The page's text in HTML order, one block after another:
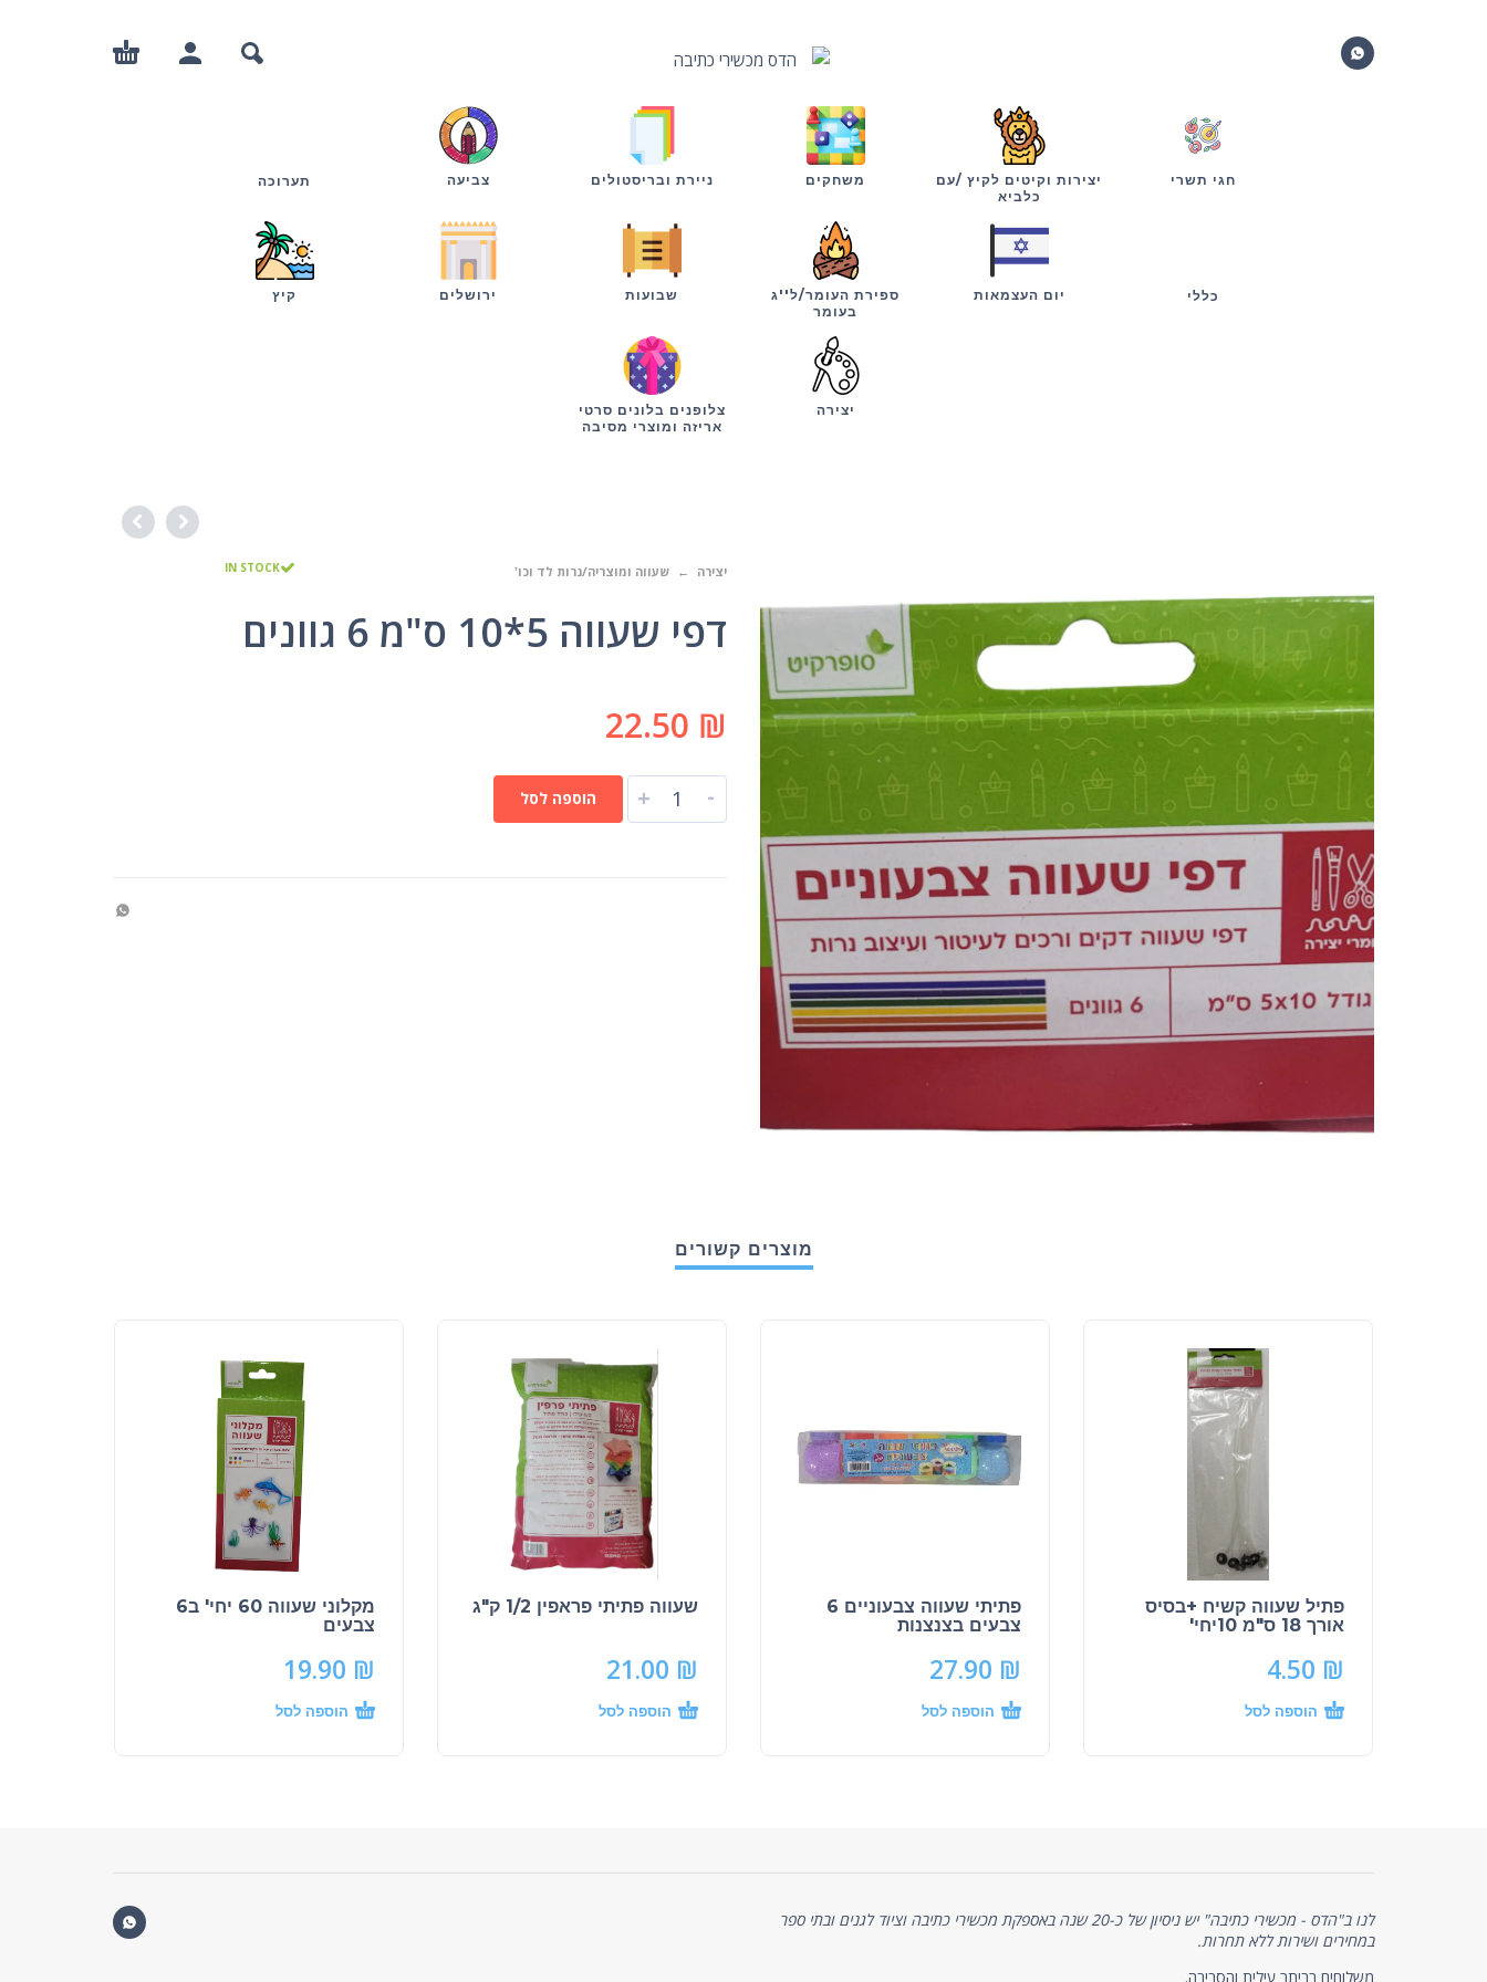
חגי תשרי
יצירות וקיטים לקיץ /עם
כלביא
משחקים ניירת ובריסטולים צביעה תערוכה
כללי יום העצמאות
ספירת העומר/ל''ג
בעומר
שבועות ירושלים קיץ
יצירה
צלופנים בלונים סרטי
אריזה ומוצרי מסיבה
יצירה שעווה ומוצריה/נרות לד וכו' IN STOCK
דפי שעווה 5*10 ס"מ 6 גוונים
22.50 ₪
-
+ הוספה לסל
מוצרים קשורים
פתיל שעווה קשיח +בסיס
אורך 18 ס"מ 10יחי'
4.50 ₪
הוספה לסל
פתיתי שעווה צבעוניים 6
צבעים בצנצנות
27.90 ₪
הוספה לסל
שעווה פתיתי פראפין 1/2 ק"ג
21.00 ₪
הוספה לסל
מקלוני שעווה 60 יחי' ב6
צבעים
19.90 ₪
הוספה לסל
לנו ב"הדס - מכשירי כתיבה" יש ניסיון של כ-20 שנה באספקת מכשירי כתיבה וציוד לגנים ובתי ספר
במחירים ושירות ללא תחרות.
משלוחים בביתר עילית והסביבה.